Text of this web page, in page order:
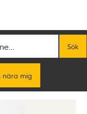
Sök
nära mig